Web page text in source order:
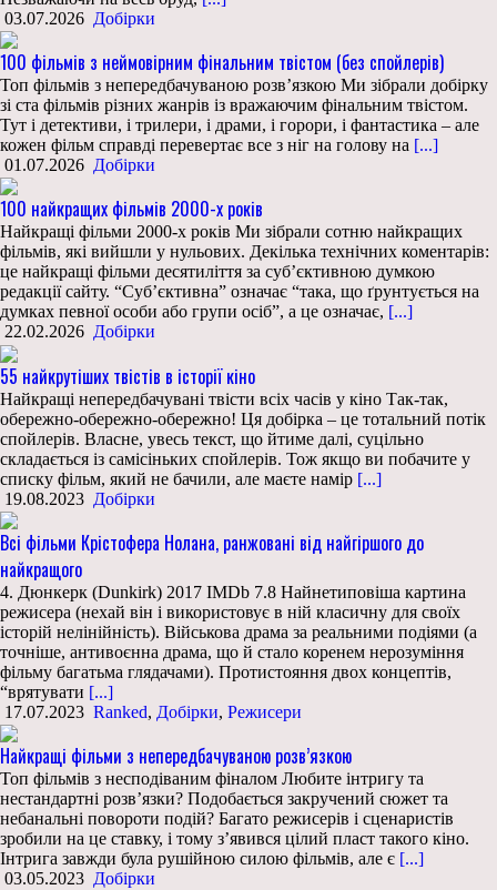
03.07.2026 Добірки
100 фільмів з неймовірним фінальним твістом (без спойлерів)
Топ фільмів з непередбачуваною розв’язкою Ми зібрали добірку
зі ста фільмів різних жанрів із вражаючим фінальним твістом.
Тут і детективи, і трилери, і драми, і горори, і фантастика – але
кожен фільм справді перевертає все з ніг на голову на [...]
01.07.2026 Добірки
100 найкращих фільмів 2000-х років
Найкращі фільми 2000-х років Ми зібрали сотню найкращих
фільмів, які вийшли у нульових. Декілька технічних коментарів:
це найкращі фільми десятиліття за суб’єктивною думкою
редакції сайту. “Суб’єктивна” означає “така, що ґрунтується на
думках певної особи або групи осіб”, а це означає, [...]
22.02.2026 Добірки
55 найкрутіших твістів в історії кіно
Найкращі непередбачувані твісти всіх часів у кіно Так-так,
обережно-обережно-обережно! Ця добірка – це тотальний потік
спойлерів. Власне, увесь текст, що йтиме далі, суцільно
складається із самісіньких спойлерів. Тож якщо ви побачите у
списку фільм, який не бачили, але маєте намір [...]
19.08.2023 Добірки
Всі фільми Крістофера Нолана, ранжовані від найгіршого до
найкращого
4. Дюнкерк (Dunkirk) 2017 IMDb 7.8 Найнетиповіша картина
режисера (нехай він і використовує в ній класичну для своїх
історій нелінійність). Військова драма за реальними подіями (а
точніше, антивоєнна драма, що й стало коренем нерозуміння
фільму багатьма глядачами). Протистояння двох концептів,
“врятувати [...]
17.07.2023 Ranked, Добірки, Режисери
Найкращі фільми з непередбачуваною розв’язкою
Топ фільмів з несподіваним фіналом Любите інтригу та
нестандартні розв’язки? Подобається закручений сюжет та
небанальні повороти подій? Багато режисерів і сценаристів
зробили на це ставку, і тому з’явився цілий пласт такого кіно.
Інтрига завжди була рушійною силою фільмів, але є [...]
03.05.2023 Добірки